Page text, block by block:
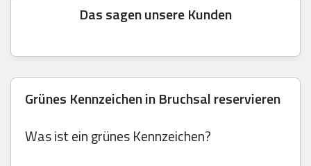
Das sagen unsere Kunden
Grünes Kennzeichen in Bruchsal reservieren
Was ist ein grünes Kennzeichen?